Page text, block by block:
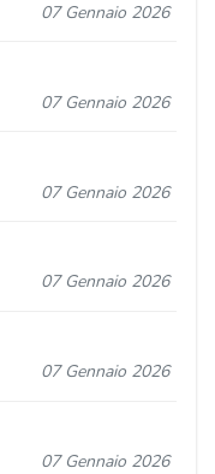
07 Gennaio 2026
07 Gennaio 2026
07 Gennaio 2026
07 Gennaio 2026
07 Gennaio 2026
07 Gennaio 2026